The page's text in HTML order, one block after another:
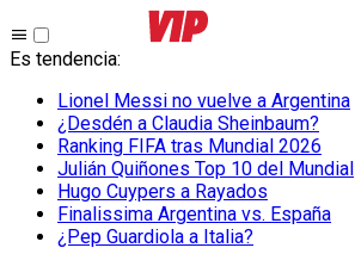
Es tendencia:
Lionel Messi no vuelve a Argentina
¿Desdén a Claudia Sheinbaum?
Ranking FIFA tras Mundial 2026
Julián Quiñones Top 10 del Mundial
Hugo Cuypers a Rayados
Finalissima Argentina vs. España
¿Pep Guardiola a Italia?